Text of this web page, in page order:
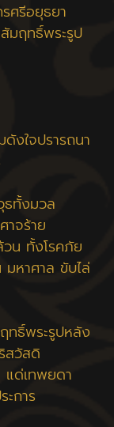
ศรีอยุธยา
มฤทธิ์พระรูป
งใจปรารถนา
ธทั้งมวล
จร้าย
น ทั้งโรคภัย
หาศาล ขับไล่
ทธิ์พระรูปหลัง
สวัสดิ
แด่เทพยดา
การ